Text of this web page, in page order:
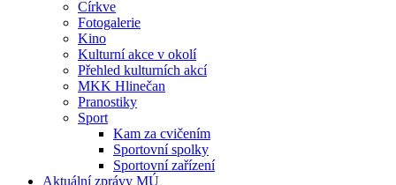
Církve
Fotogalerie
Kino
Kulturní akce v okolí
Přehled kulturních akcí
MKK Hlinečan
Pranostiky
Sport
Kam za cvičením
Sportovní spolky
Sportovní zařízení
Aktuální zprávy MÚ